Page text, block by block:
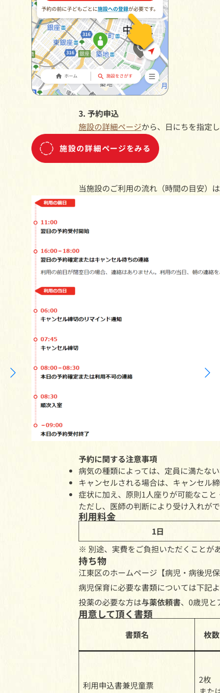
3. 予約申込
施設の詳細ページから、日にちを指定
当施設のご利用の流れ（時間の目安）
予約に関する注意事項
病気の種類によっては、定員に満たな
キャンセルされる場合は、キャンセル
症状に加え、原則1人座りが可能なこ
ただし、医師の判断により受け入れが
利用料金
1日
※ 別途、実費をご負担いただくことが
持ち物
江東区のホームページ【病児・病後児
病児保育に必要な書類については下記
投薬の必要な方は与薬依頼書、0歳児と
用意して頂く書類
書類名 枚数
利用申込書兼児童票
2枚